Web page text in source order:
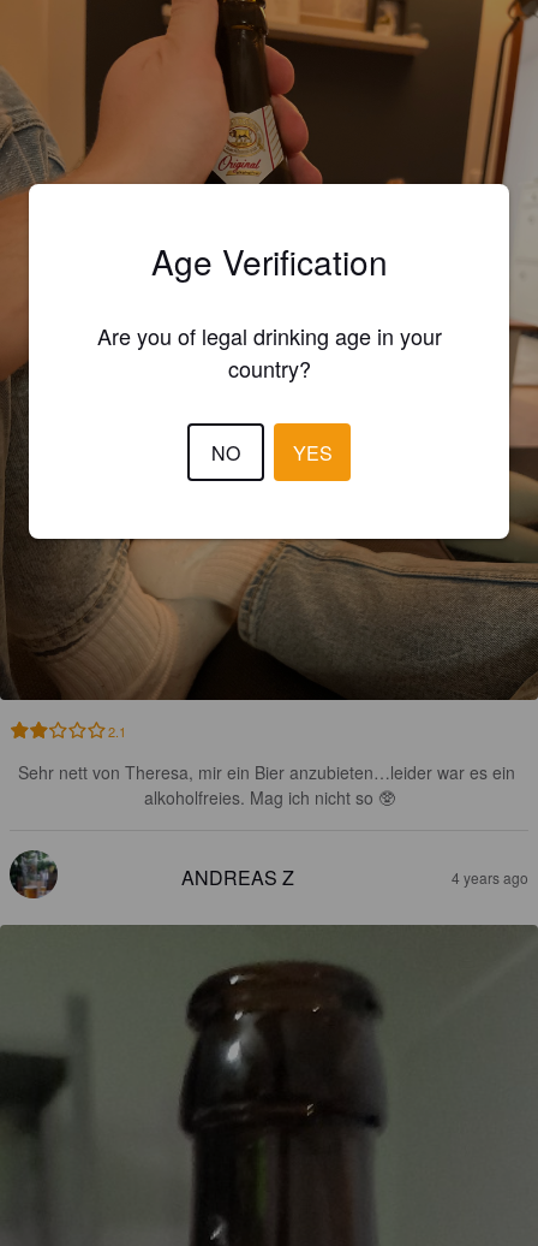
2.1
Sehr nett von Theresa, mir ein Bier anzubieten…leider war es ein
alkoholfreies. Mag ich nicht so 🥸
ANDREAS Z 4 years ago
Age Verification
Are you of legal drinking age in your
country?
NO YES